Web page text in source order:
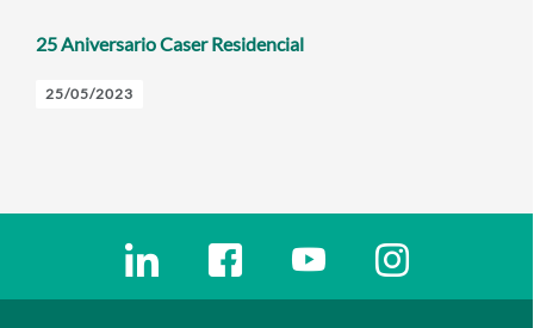
25 Aniversario Caser Residencial
25/05/2023
Ir a a la red social. Abre ventana nueva
Ir a a la red social. Abre ventana
Ir a a la red social. Abre
Ir a a la red